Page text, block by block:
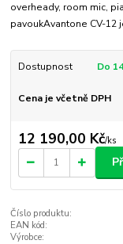
overheady, room mic,
pavoukAvantone CV-12
Dostupnost Do
Cena je včetně DPH
12 190,00 Kč/ks
Číslo produktu:
EAN kód:
Výrobce: